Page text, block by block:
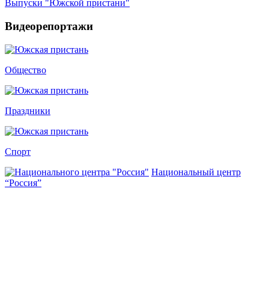
Выпуски "Южской пристани"
Видеорепортажи
Общество
Праздники
Спорт
Национальный центр
“Россия”